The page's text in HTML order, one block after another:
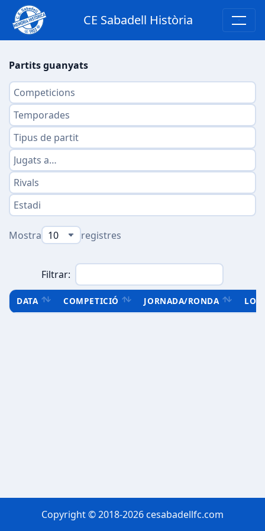
CE Sabadell Història
Partits guanyats
Mostra registres
Filtrar:
DATA COMPETICIÓ JORNADA/RONDA
Copyright © 2018-2026 cesabadellfc.com